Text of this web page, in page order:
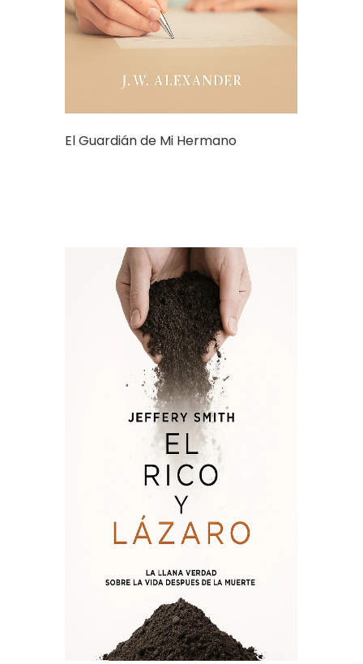
El Guardián de Mi Hermano